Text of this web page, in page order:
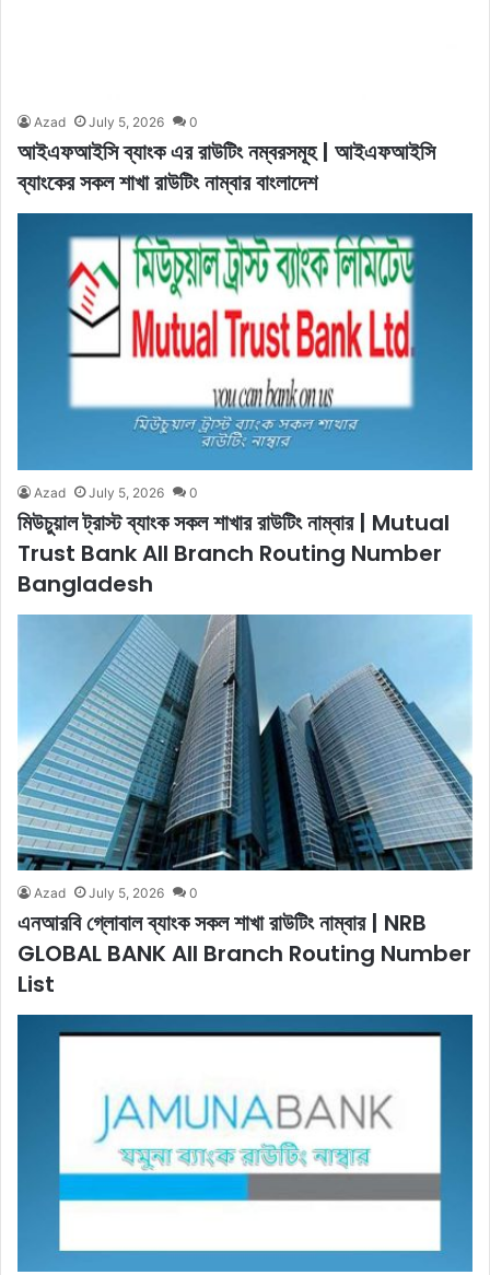
Azad July 5, 2026 0
আইএফআইসি ব্যাংক এর রাউটিং নম্বরসমূহ | আইএফআইসি
ব্যাংকের সকল শাখা রাউটিং নাম্বার বাংলাদেশ
Azad July 5, 2026 0
মিউচুয়াল ট্রাস্ট ব্যাংক সকল শাখার রাউটিং নাম্বার | Mutual
Trust Bank All Branch Routing Number
Bangladesh
Azad July 5, 2026 0
এনআরবি গ্লোবাল ব্যাংক সকল শাখা রাউটিং নাম্বার | NRB
GLOBAL BANK All Branch Routing Number
List